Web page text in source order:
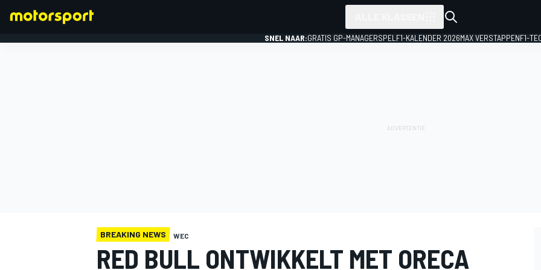
SNEL NAAR:GRATIS GP-MANAGERSPEL F1-KALENDER 2026MAX VERSTAPPENF1-
BREAKING NEWS WEC
RED BULL ONTWIKKELT MET ORECA